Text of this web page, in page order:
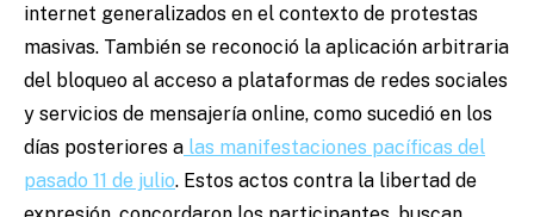
internet generalizados en el contexto de protestas
masivas. También se reconoció la aplicación arbitraria
del bloqueo al acceso a plataformas de redes sociales
y servicios de mensajería online, como sucedió en los
días posteriores a las manifestaciones pacíficas del
pasado 11 de julio. Estos actos contra la libertad de